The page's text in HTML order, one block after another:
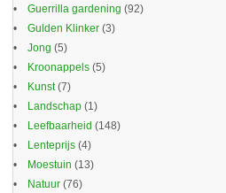
Guerrilla gardening (92)
Gulden Klinker (3)
Jong (5)
Kroonappels (5)
Kunst(7)
Landschap (1)
Leefbaarheid (148)
Lenteprijs (4)
Moestuin (13)
Natuur (76)